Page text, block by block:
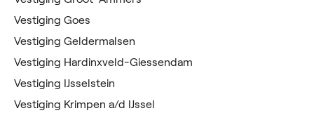
Vestiging Goes
Vestiging Geldermalsen
Vestiging Hardinxveld-Giessendam
Vestiging IJsselstein
Vestiging Krimpen a/d IJssel